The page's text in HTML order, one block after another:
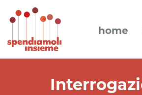
home